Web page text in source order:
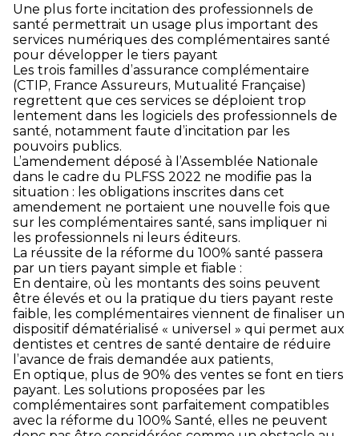
Une plus forte incitation des professionnels de
santé permettrait un usage plus important des
services numériques des complémentaires santé
pour développer le tiers payant
Les trois familles d’assurance complémentaire
(CTIP, France Assureurs, Mutualité Française)
regrettent que ces services se déploient trop
lentement dans les logiciels des professionnels de
santé, notamment faute d’incitation par les
pouvoirs publics.
L’amendement déposé à l’Assemblée Nationale
dans le cadre du PLFSS 2022 ne modifie pas la
situation : les obligations inscrites dans cet
amendement ne portaient une nouvelle fois que
sur les complémentaires santé, sans impliquer ni
les professionnels ni leurs éditeurs.
La réussite de la réforme du 100% santé passera
par un tiers payant simple et fiable :
En dentaire, où les montants des soins peuvent
être élevés et ou la pratique du tiers payant reste
faible, les complémentaires viennent de finaliser un
dispositif dématérialisé « universel » qui permet aux
dentistes et centres de santé dentaire de réduire
l’avance de frais demandée aux patients,
En optique, plus de 90% des ventes se font en tiers
payant. Les solutions proposées par les
complémentaires sont parfaitement compatibles
avec la réforme du 100% Santé, elles ne peuvent